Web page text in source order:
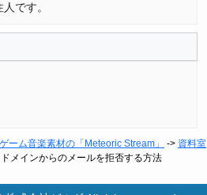
です。
ム音楽素材の「Meteoric Stream」 -> 資料室
メインからのメールを拒否する方法